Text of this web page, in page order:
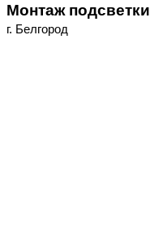
Монтаж подсветки
г. Белгород